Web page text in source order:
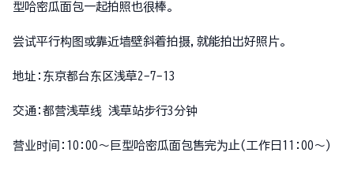
型哈密瓜面包一起拍照也很棒。
尝试平行构图或靠近墙壁斜着拍摄,就能拍出好照片。
地址:东京都台东区浅草2-7-13
交通:都营浅草线 浅草站步行3分钟
营业时间:10:00～巨型哈密瓜面包售完为止(工作日11:00～)